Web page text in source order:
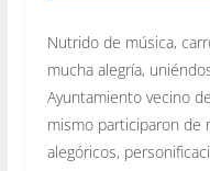
Nutrido de música,
mucha alegría,
Ayuntamiento vecino
mismo participaron de
alegóricos,